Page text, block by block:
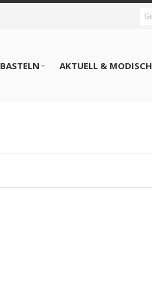
BASTELN AKTUELL & MODISCH